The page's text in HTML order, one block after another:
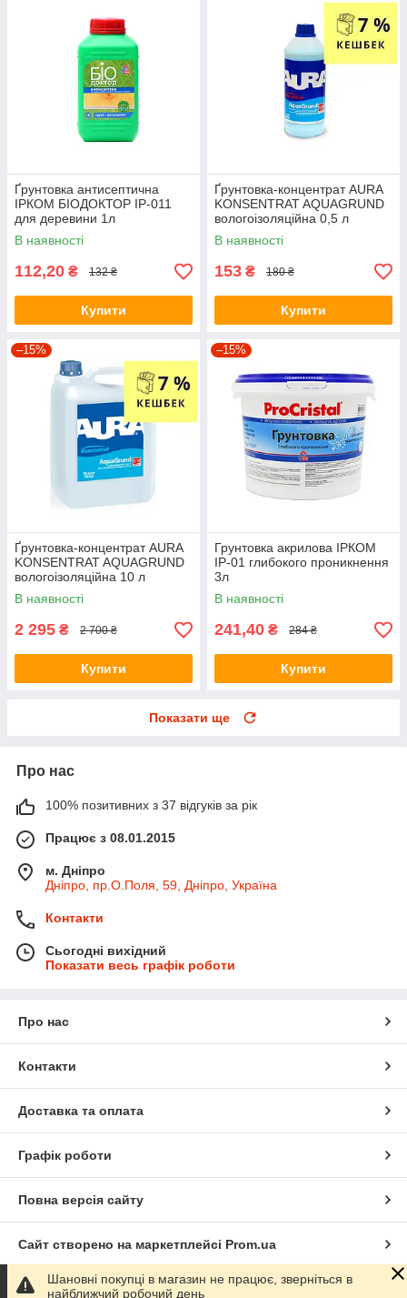
Ґрунтовка антисептична
ІРКОМ БІОДОКТОР ІР-011
для деревини 1л
В наявності
112,20 ₴ 132 ₴
Купити
Ґрунтовка-концентрат AURA
KONSENTRAT AQUAGRUND
вологоізоляційна 0,5 л
В наявності
153 ₴ 180 ₴
Купити
–15%
Ґрунтовка-концентрат AURA
KONSENTRAT AQUAGRUND
вологоізоляційна 10 л
В наявності
2 295 ₴ 2 700 ₴
Купити
–15%
Грунтовка акрилова ІРКОМ
ІР-01 глибокого проникнення
3л
В наявності
241,40 ₴ 284 ₴
Купити
Показати ще
Про нас
100% позитивних з 37 відгуків за рік
Працює з 08.01.2015
м. Дніпро
Дніпро, пр.О.Поля, 59, Дніпро, Україна
Контакти
Сьогодні вихідний
Показати весь графік роботи
Про нас
Контакти
Доставка та оплата
Графік роботи
Повна версія сайту
Сайт створено на маркетплейсі Prom.ua
Політика конфіденційності
Шановні покупці в магазин не працює, зверніться в
найближчий робочий день